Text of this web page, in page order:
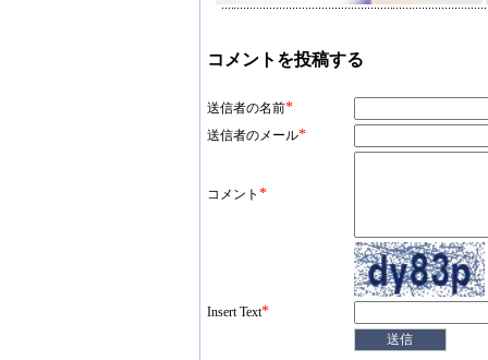
コメントを投稿する
送信者の名前*
送信者のメール*
コメント *
Insert Text*